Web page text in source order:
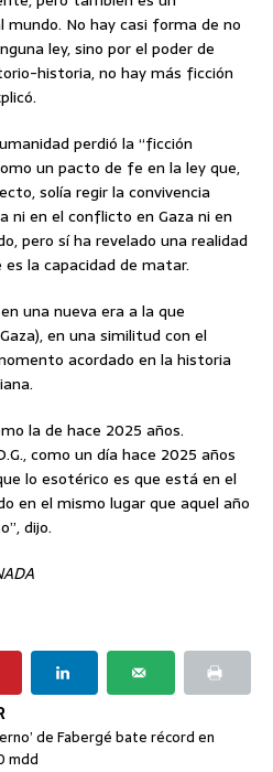
No hay casi forma de no
ley, sino por el poder de
historia, no hay más ficción
perdió la “ficción
un pacto de fe en la ley que,
solía regir la convivencia
ni en el conflicto en Gaza ni en
pero sí ha revelado una realidad
la capacidad de matar.
una nueva era a la que
en una similitud con el
acordado en la historia
la de hace 2025 años.
como un día hace 2025 años
lo esotérico es que está en el
en el mismo lugar que aquel año
dijo.
de Fabergé bate récord en
mdd